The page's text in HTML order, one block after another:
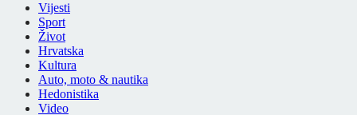
Vijesti
Sport
Život
Hrvatska
Kultura
Auto, moto & nautika
Hedonistika
Video